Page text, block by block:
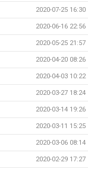
2020-07-25 16:30
2020-06-16 22:56
2020-05-25 21:57
2020-04-20 08:26
2020-04-03 10:22
2020-03-27 18:24
2020-03-14 19:26
2020-03-11 15:25
2020-03-06 08:14
2020-02-29 17:27